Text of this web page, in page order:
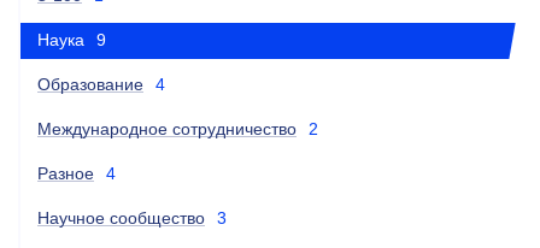
Наука 9
Образование 4
Международное сотрудничество 2
Разное 4
Научное сообщество 3